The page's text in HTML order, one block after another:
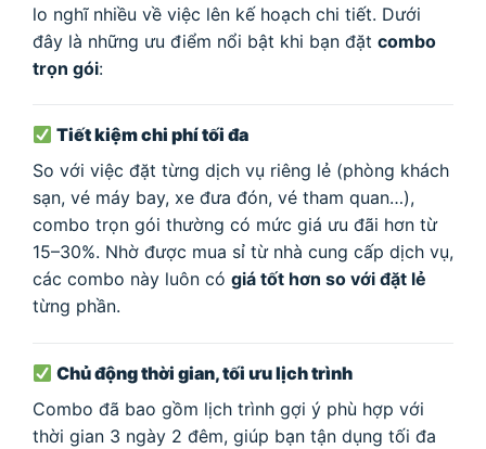
lo nghĩ nhiều về việc lên kế hoạch chi tiết. Dưới
đây là những ưu điểm nổi bật khi bạn đặt combo
trọn gói:
Tiết kiệm chi phí tối đa
So với việc đặt từng dịch vụ riêng lẻ (phòng khách
sạn, vé máy bay, xe đưa đón, vé tham quan…),
combo trọn gói thường có mức giá ưu đãi hơn từ
15–30%. Nhờ được mua sỉ từ nhà cung cấp dịch vụ,
các combo này luôn có giá tốt hơn so với đặt lẻ
từng phần.
Chủ động thời gian, tối ưu lịch trình
Combo đã bao gồm lịch trình gợi ý phù hợp với
thời gian 3 ngày 2 đêm, giúp bạn tận dụng tối đa